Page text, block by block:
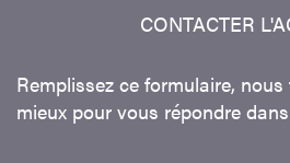
CONTACTER
Remplissez ce formulaire,
mieux pour vous répondre